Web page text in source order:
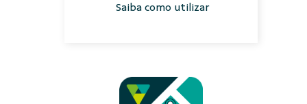
Saiba como utilizar